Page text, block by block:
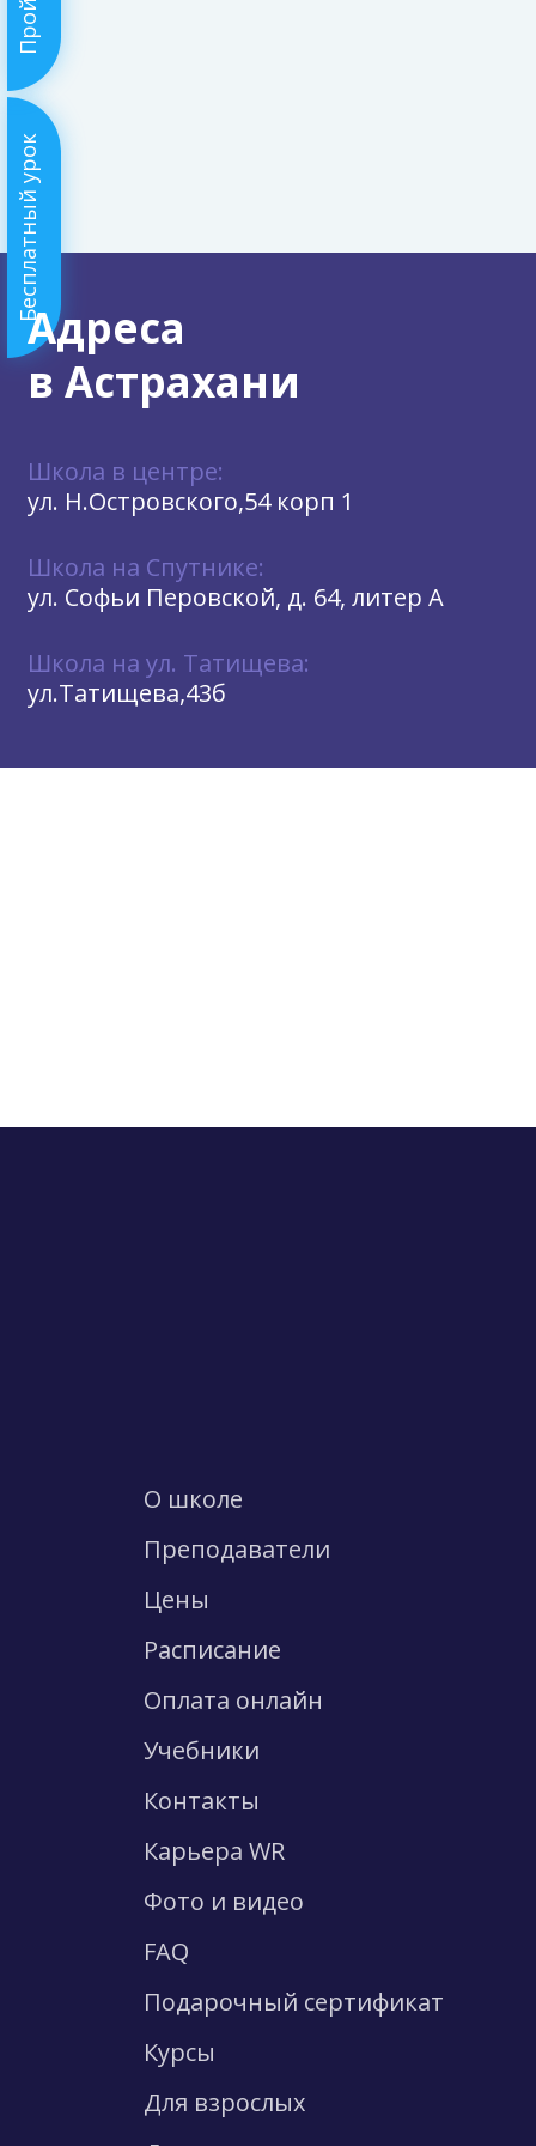
Бесплатный урок
Адреса
в Астрахани
Школа в центре:
ул. Н.Островского,54 корп 1
Школа на Спутнике:
ул. Софьи Перовской, д. 64, литер А
Школа на ул. Татищева:
ул.Татищева,43б
О школе
Преподаватели
Цены
Расписание
Оплата онлайн
Учебники
Контакты
Карьера WR
Фото и видео
FAQ
Подарочный сертификат
Курсы
Для взрослых